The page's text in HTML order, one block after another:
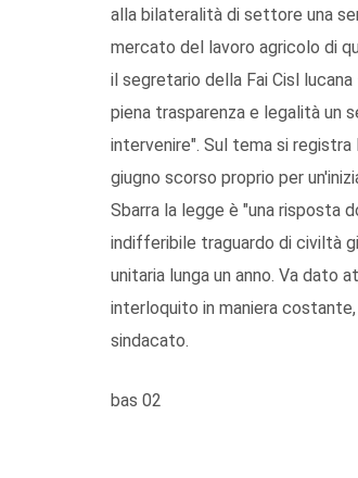
alla bilateralità di settore una
mercato del lavoro agricolo di
il segretario della Fai Cisl
piena trasparenza e legalità un
intervenire". Sul tema si registra
giugno scorso proprio per
Sbarra la legge è "una risposta
indifferibile traguardo di civiltà
unitaria lunga un anno. Va dato
interloquito in maniera
sindacato.
bas 02